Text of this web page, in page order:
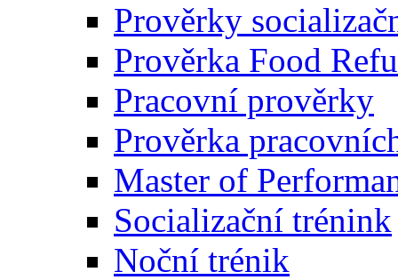
Prověrky
Prověrka Food
Pracovní prověrky
Prověrka
Master of
Socializační trénink
Noční trénik